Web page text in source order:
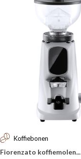
Koffiebonen
Fiorenzato koffiemolen...